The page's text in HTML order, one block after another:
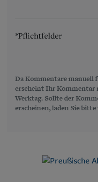
*Pflichtfelder
Da Kommentare manuell
erscheint Ihr Kommentar
Werktag. Sollte der
erscheinen, laden Sie